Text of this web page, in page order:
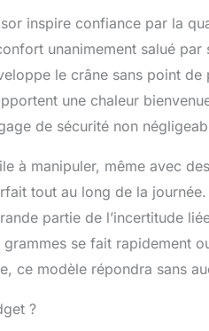
inspire confiance par la
unanimement salué
le crâne sans point de
une chaleur
de sécurité non
à manipuler, même avec
tout au long de la
partie de l’incertitude
se fait rapidement
ce modèle répondra sans
?